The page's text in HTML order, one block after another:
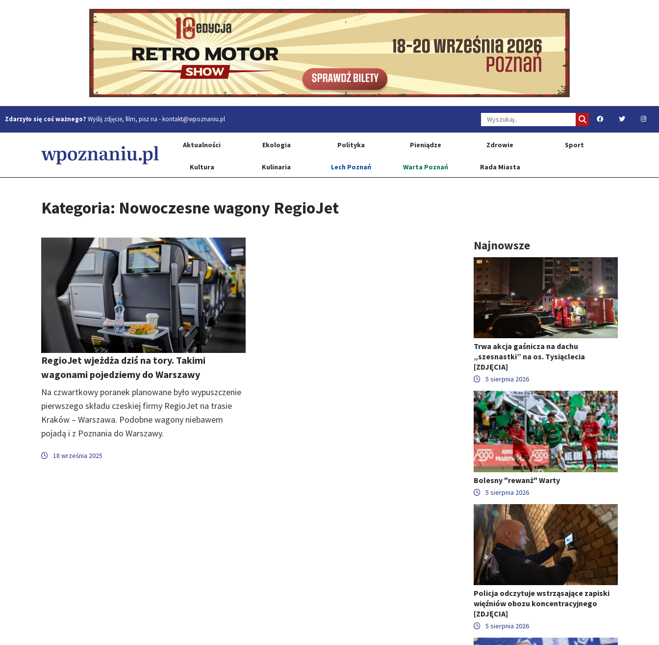
Zdarzyło się coś ważnego? Wyślij zdjęcie, film, pisz na -kontakt@wpoznaniu.pl
Aktualności Ekologia Polityka Pieniądze Zdrowie Sport
Kultura Kulinaria Lech Poznań Warta Poznań Rada Miasta
Kategoria: Nowoczesne wagony RegioJet
RegioJet wjeżdża dziś na tory. Takimi
wagonami pojedziemy do Warszawy
Na czwartkowy poranek planowane było wypuszczenie
pierwszego składu czeskiej firmy RegioJet na trasie
Kraków – Warszawa. Podobne wagony niebawem
pojadą i z Poznania do Warszawy.
18 września 2025
Najnowsze
Trwa akcja gaśnicza na dachu
„szesnastki” na os. Tysiąclecia
[ZDJĘCIA]
5 sierpnia 2026
Bolesny "rewanż" Warty
5 sierpnia 2026
Policja odczytuje wstrząsające zapiski
więźniów obozu koncentracyjnego
[ZDJĘCIA]
5 sierpnia 2026